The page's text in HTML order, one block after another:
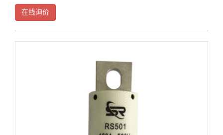
关柜内部的压力升高，由于装设在门上的密封圈把柜前面封闭起来，顶部
装设的压力释放金属板被自动打开，释放压力和排泄
在线询价